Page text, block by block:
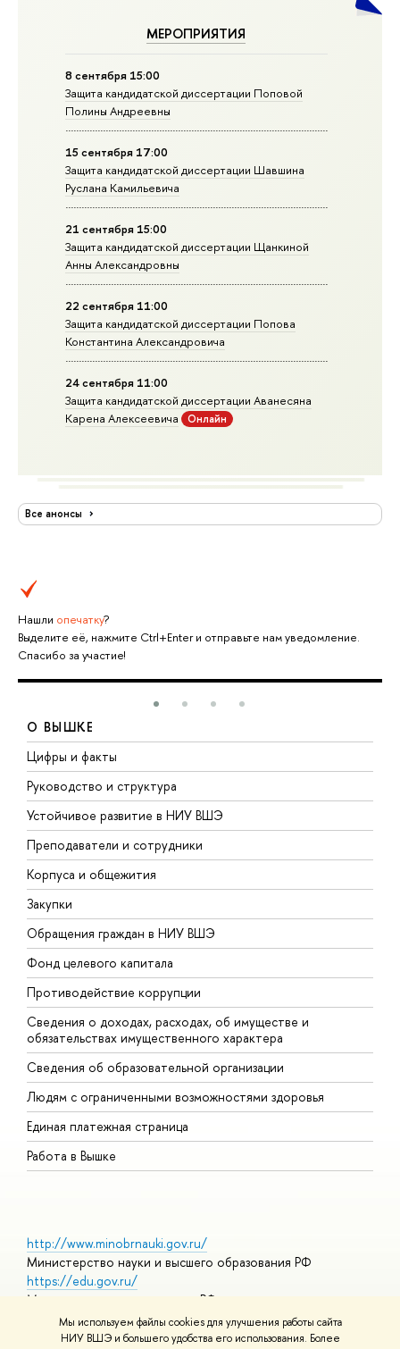
Мы используем файлы cookies для улучшения работы сайта
НИУ ВШЭ и большего удобства его использования. Более
МЕРОПРИЯТИЯ
8 сентября 15:00
Защита кандидатской диссертации Поповой
Полины Андреевны
15 сентября 17:00
Защита кандидатской диссертации Шавшина
Руслана Камильевича
21 сентября 15:00
Защита кандидатской диссертации Щанкиной
Анны Александровны
22 сентября 11:00
Защита кандидатской диссертации Попова
Константина Александровича
24 сентября 11:00
Защита кандидатской диссертации Аванесяна
Карена Алексеевича
Онлайн
Все анонсы
Нашли опечатку?
Выделите её, нажмите Ctrl+Enter и отправьте нам уведомление.
Спасибо за участие!
О ВЫШКЕ
Цифры и факты
Руководство и структура
Устойчивое развитие в НИУ ВШЭ
Преподаватели и сотрудники
Корпуса и общежития
Закупки
Обращения граждан в НИУ ВШЭ
Фонд целевого капитала
Противодействие коррупции
Сведения о доходах, расходах, об имуществе и
обязательствах имущественного характера
Сведения об образовательной организации
Людям с ограниченными возможностями здоровья
Единая платежная страница
Работа в Вышке
http://www.minobrnauki.gov.ru/
Министерство науки и высшего образования РФ
https://edu.gov.ru/
Министерство просвещения РФ
https://elearning.hse.ru/mooc
Массовые открытые онлайн-курсы